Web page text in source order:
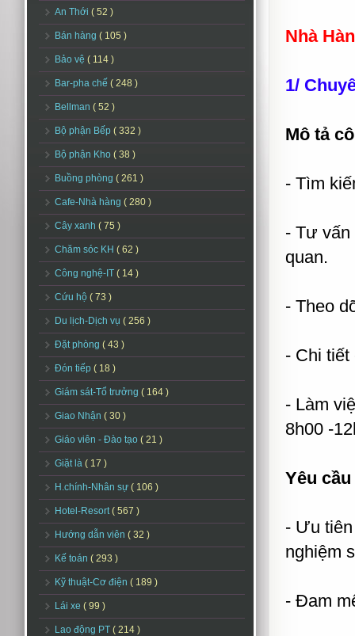
An Thới ( 52 )
Bán hàng ( 105 )
Bảo vệ ( 114 )
Bar-pha chế ( 248 )
Bellman ( 52 )
Bộ phận Bếp ( 332 )
Bộ phận Kho ( 38 )
Buồng phòng ( 261 )
Cafe-Nhà hàng ( 280 )
Cây xanh ( 75 )
Chăm sóc KH ( 62 )
Công nghệ-IT ( 14 )
Cứu hộ ( 73 )
Du lịch-Dịch vụ ( 256 )
Đặt phòng ( 43 )
Đón tiếp ( 18 )
Giám sát-Tổ trưởng ( 164 )
Giao Nhận ( 30 )
Giáo viên - Đào tạo ( 21 )
Giặt là ( 17 )
H.chính-Nhân sự ( 106 )
Hotel-Resort( 567 )
Hướng dẫn viên ( 32 )
Kế toán ( 293 )
Kỹ thuật-Cơ điện ( 189 )
Lái xe ( 99 )
Lao động PT ( 214 )
Nhà
1/
Mô tả
- Tìm
- Tư vấn
quan.
- Theo
- Chi tiết
- Làm
8h00 -
Yêu
- Ưu
nghiệm
- Đam